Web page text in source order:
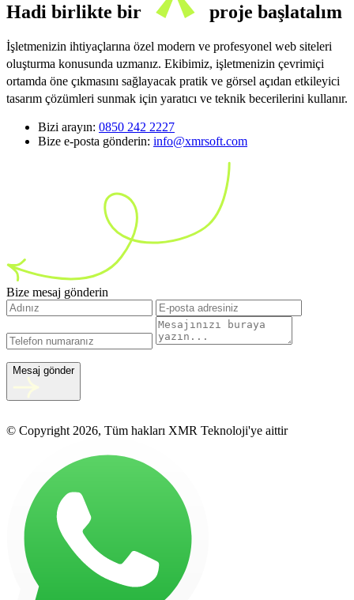
Hadi birlikte bir proje başlatalım
İşletmenizin ihtiyaçlarına özel modern ve profesyonel web siteleri
oluşturma konusunda uzmanız. Ekibimiz, işletmenizin çevrimiçi
ortamda öne çıkmasını sağlayacak pratik ve görsel açıdan etkileyici
tasarım çözümleri sunmak için yaratıcı ve teknik becerilerini kullanır.
Bizi arayın: 0850 242 2227
Bize e-posta gönderin: info@xmrsoft.com
Bize mesaj gönderin
Mesaj gönder
© Copyright 2026, Tüm hakları XMR Teknoloji'ye aittir